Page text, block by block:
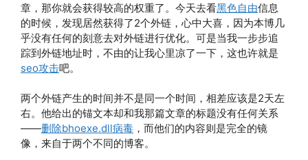
章，那你就会获得较高的权重了。今天去看黑色自由信息
的时候，发现居然获得了2个外链，心中大喜，因为本博几
乎没有任何的刻意去对外链进行优化。可是当我一步步追
踪到外链地址时，不由的让我心里凉了一下，这也许就是
seo攻击吧。
两个外链产生的时间并不是同一个时间，相差应该是2天左
右。他给出的锚文本却和我那篇文章的标题没有任何关系
——删除bhoexe.dll病毒 ，而他们的内容则是完全的镜
像，来自于两个不同的博客。